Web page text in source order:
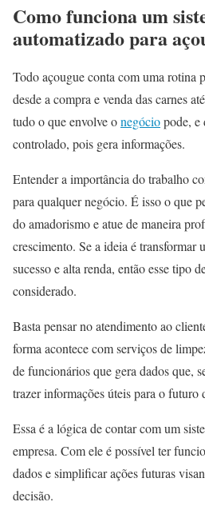
Como funciona um
automatizado para
Todo açougue conta com uma rotina
desde a compra e venda das carnes
tudo o que envolve onegóciopode, e
controlado, pois gera informações.
Entender a importância do trabalho
para qualquer negócio. É isso o que
do amadorismo e atue de maneira
crescimento. Se a ideia é transformar
sucesso e alta renda, então esse tipo
considerado.
Basta pensar no atendimento ao
forma acontece com serviços de
de funcionários que gera dados que,
trazer informações úteis para o futuro
Essa é a lógica de contar com um
empresa. Com ele é possível ter
dados e simplificar ações futuras
decisão.